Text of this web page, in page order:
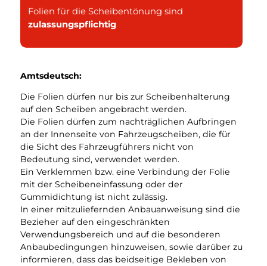
Folien für die Scheibentönung sind
zulassungspflichtig
Amtsdeutsch:
Die Folien dürfen nur bis zur Scheibenhalterung
auf den Scheiben angebracht werden.
Die Folien dürfen zum nachträglichen Aufbringen
an der Innenseite von Fahrzeugscheiben, die für
die Sicht des Fahrzeugführers nicht von
Bedeutung sind, verwendet werden.
Ein Verklemmen bzw. eine Verbindung der Folie
mit der Scheibeneinfassung oder der
Gummidichtung ist nicht zulässig.
In einer mitzuliefernden Anbauanweisung sind die
Bezieher auf den eingeschränkten
Verwendungsbereich und auf die besonderen
Anbaubedingungen hinzuweisen, sowie darüber zu
informieren, dass das beidseitige Bekleben von